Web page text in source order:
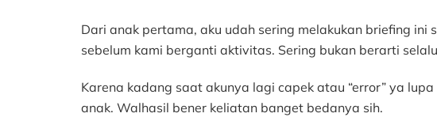
Dari anak pertama, aku udah sering melakukan briefing ini
sebelum kami berganti aktivitas. Sering bukan berarti
Karena kadang saat akunya lagi capek atau “error” ya
anak. Walhasil bener keliatan banget bedanya sih.